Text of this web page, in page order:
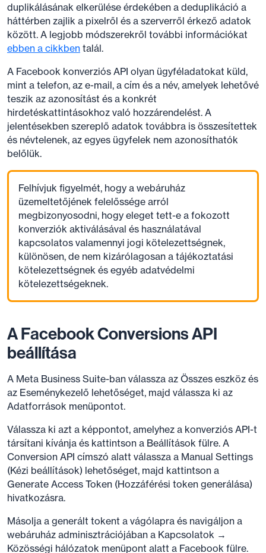
duplikálásának elkerülése érdekében a deduplikáció a
háttérben zajlik a pixelről és a szerverről érkező adatok
között. A legjobb módszerekről további információkat
ebben a cikkben talál.
A Facebook konverziós API olyan ügyféladatokat küld,
mint a telefon, az e-mail, a cím és a név, amelyek lehetővé
teszik az azonosítást és a konkrét
hirdetéskattintásokhoz való hozzárendelést. A
jelentésekben szereplő adatok továbbra is összesítettek
és névtelenek, az egyes ügyfelek nem azonosíthatók
belőlük.
Felhívjuk figyelmét, hogy a webáruház
üzemeltetőjének felelőssége arról
megbizonyosodni, hogy eleget tett-e a fokozott
konverziók aktiválásával és használatával
kapcsolatos valamennyi jogi kötelezettségnek,
különösen, de nem kizárólagosan a tájékoztatási
kötelezettségnek és egyéb adatvédelmi
kötelezettségeknek.
A Facebook Conversions API
beállítása
A Meta Business Suite-ban válassza az Összes eszköz és
az Eseménykezelő lehetőséget, majd válassza ki az
Adatforrások menüpontot.
Válassza ki azt a képpontot, amelyhez a konverziós API-t
társítani kívánja és kattintson a Beállítások fülre. A
Conversion API címszó alatt válassza a Manual Settings
(Kézi beállítások) lehetőséget, majd kattintson a
Generate Access Token (Hozzáférési token generálása)
hivatkozásra.
Másolja a generált tokent a vágólapra és navigáljon a
webáruház adminisztrációjában a Kapcsolatok →
Közösségi hálózatok menüpont alatt a Facebook fülre.